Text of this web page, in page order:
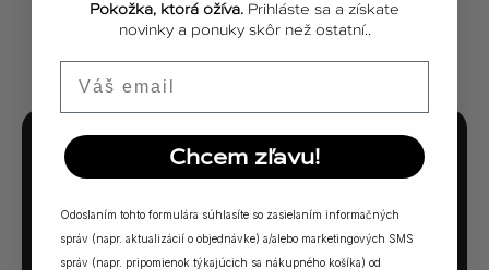
ZOBRAZIŤ VŠETKY PRÍBEHY
MUCUMU KVÍZ
Ktorá vôňa Vám
sadne?
Pokožka, ktorá ožíva. Prihláste sa a získate
novinky a ponuky skôr než ostatní..
Chcem zľavu!
Odoslaním tohto formulára súhlasíte so zasielaním informačných
správ (napr. aktualizácií o objednávke) a/alebo marketingových SMS
správ (napr. pripomienok týkajúcich sa nákupného košíka) od